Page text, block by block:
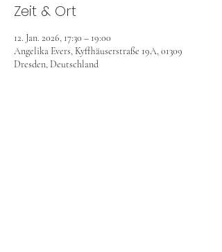
Zeit & Ort
12. Jan. 2026, 17:30 – 19:00
Angelika Evers, Kyffhäuserstraße 19A, 01309
Dresden, Deutschland